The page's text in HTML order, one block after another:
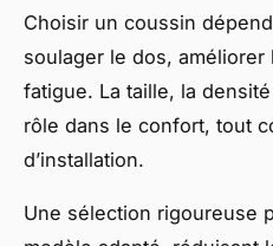
Choisir un coussin
soulager le dos,
fatigue. La taille, la
rôle dans le confort, tout
d’installation.
Une sélection rigoureuse